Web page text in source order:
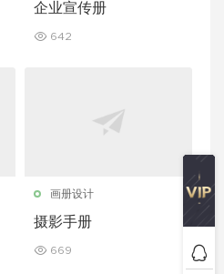
企业宣传册
642
画册设计
摄影手册
669